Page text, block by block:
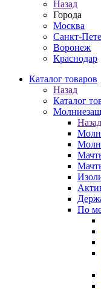
Назад
Города
Москва
Санкт-
Воронеж
Краснодар
Каталог товаров
Назад
Каталог
Назад
По